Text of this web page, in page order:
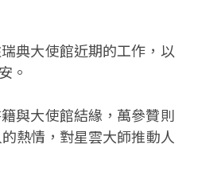
典大使館近期的工作，以
。
與大使館結緣，萬參贊則
熱情，對星雲大師推動人